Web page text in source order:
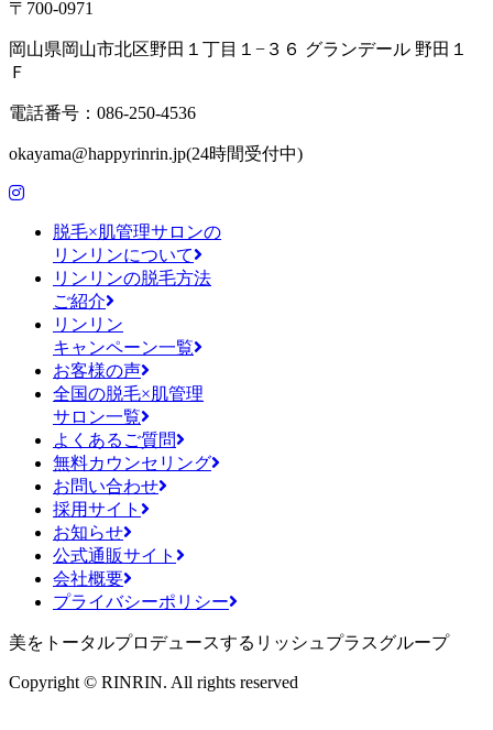
〒700-0971
岡山県岡山市北区野田１丁目１−３６ グランデール 野田１
Ｆ
電話番号：086-250-4536
okayama@happyrinrin.jp(24時間受付中)
脱毛×肌管理サロンの
リンリンについて
リンリンの脱毛方法
ご紹介
リンリン
キャンペーン一覧
お客様の声
全国の脱毛×肌管理
サロン一覧
よくあるご質問
無料カウンセリング
お問い合わせ
採用サイト
お知らせ
公式通販サイト
会社概要
プライバシーポリシー
美をトータルプロデュースするリッシュプラスグループ
Copyright © RINRIN. All rights reserved